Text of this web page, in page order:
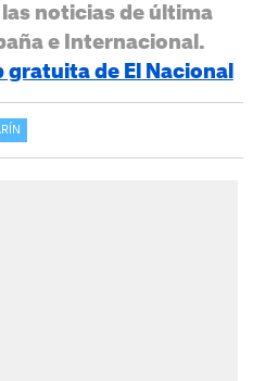
noticias de última
e Internacional.
gratuita de El Nacional